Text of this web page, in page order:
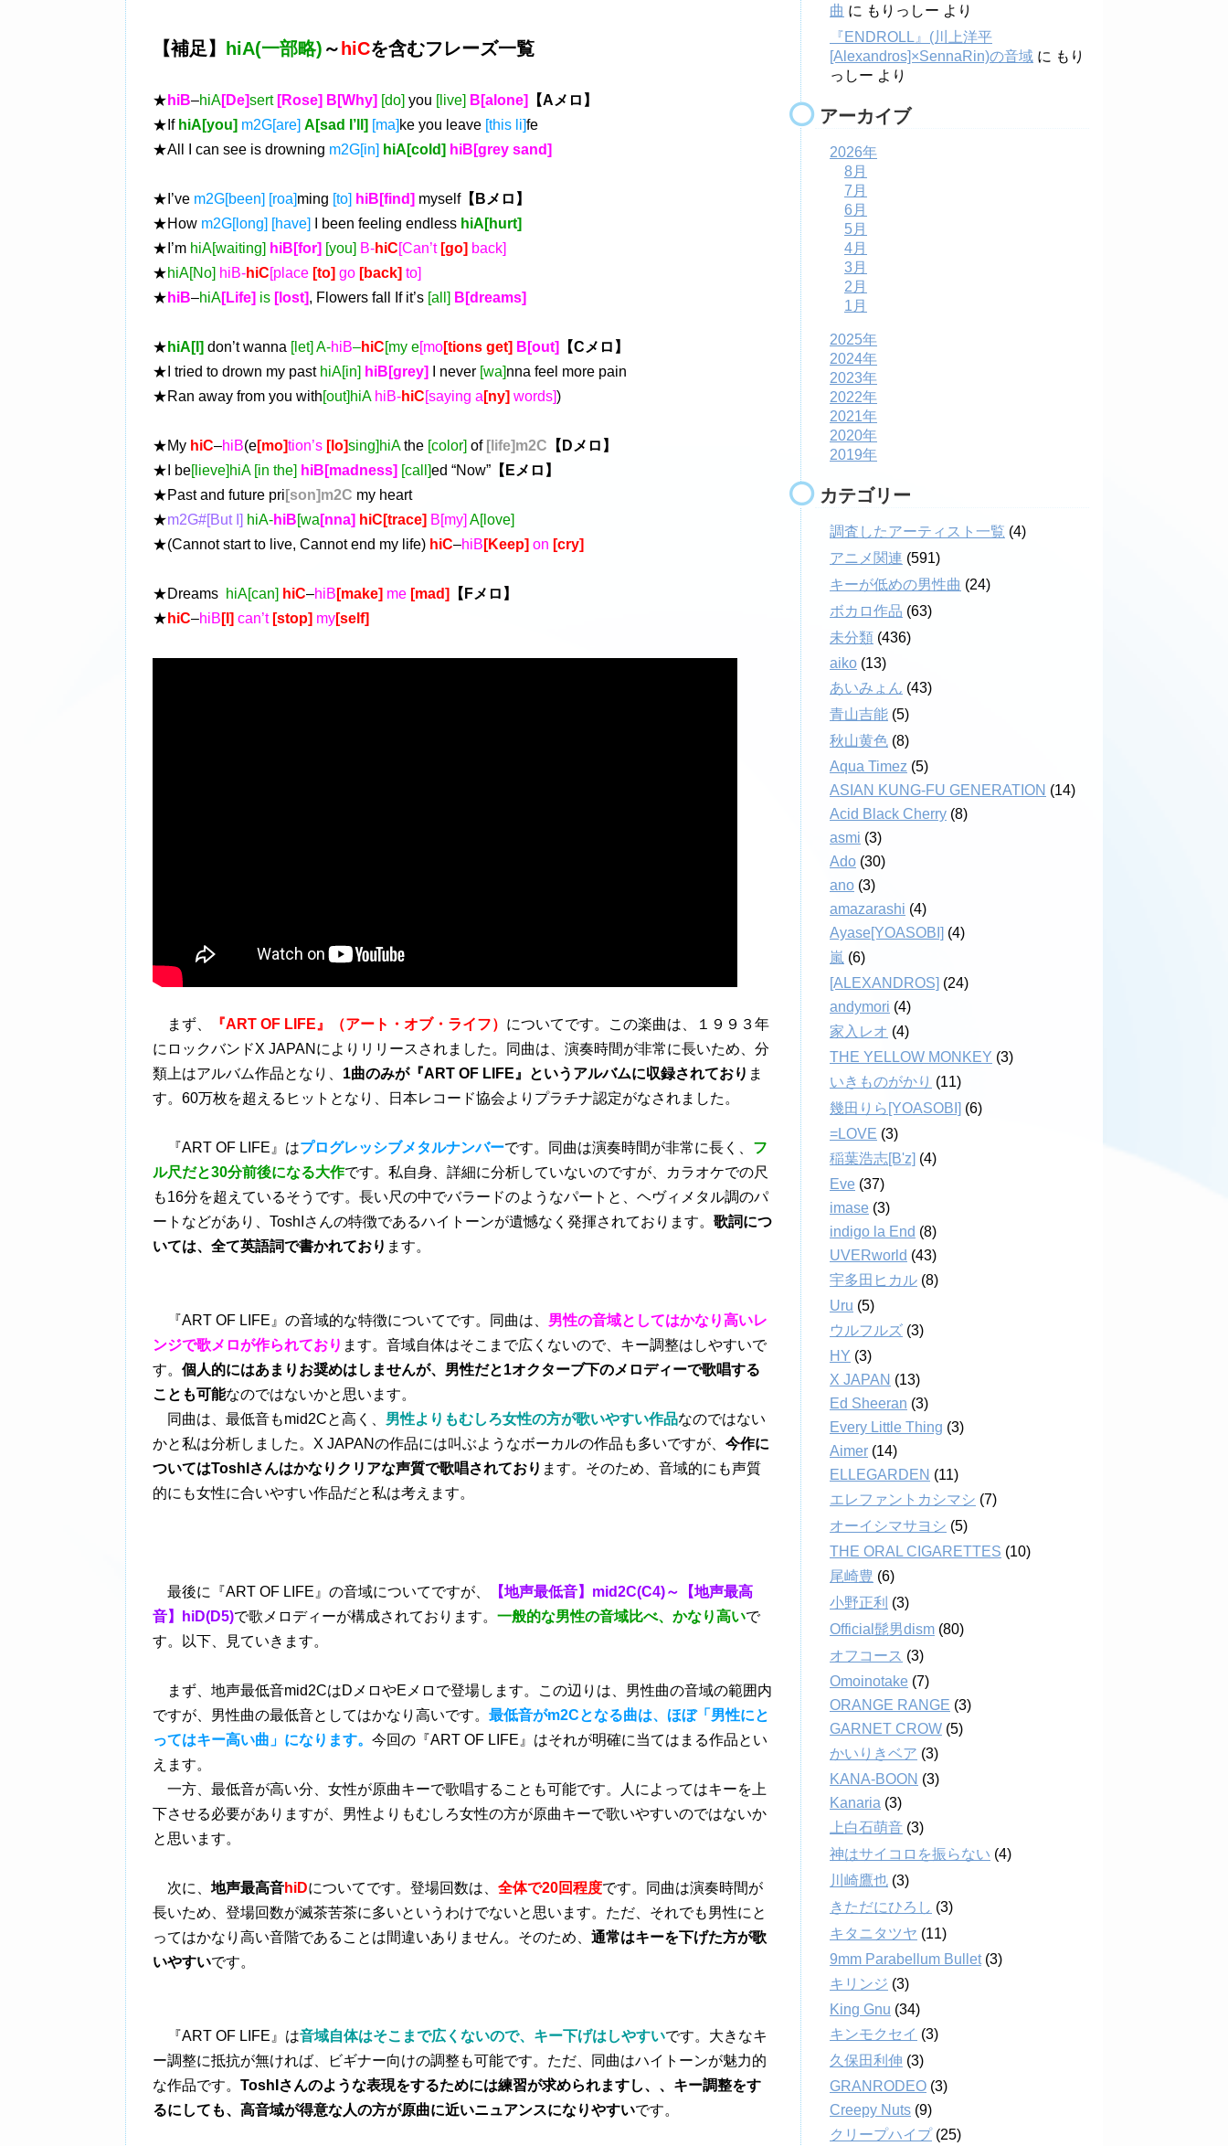
【補足】 hiA(一部略) ～ hiCを含むフレーズ一覧
★ hiB–hiA[De]sert [Rose] B[Why] [do] you [live] B[alone]
【Aメロ】
★If hiA[you] m2G[are] A[sad I’ll] [ma] ke you leave [this li]fe
★All I can see is drowning m2G[in] hiA[cold] hiB[grey sand]
★I’ve m2G[been] [roa]ming [to] hiB[find] myself【Bメロ】
★How m2G[long] [have] I been feeling endless hiA[hurt]
★I’m hiA[waiting] hiB[for] [you] B-hiC[Can’t[go] back]
★hiA[No] hiB-hiC[place [to] go [back] to]
★ hiB–hiA[Life] is [lost], Flowers fall If it’s [all] B[dreams]
★ hiA[I] don’t wanna [let] A-hiB–hiC[my e[mo[tions get] B[out]
【Cメロ】
★I tried to drown my past hiA[in] hiB[grey] I never [wa]nna feel more pain
★Ran away from you with[out]hiAhiB-hiC[saying a [ny] words])
★My hiC–hiB(e[mo]tion’s [lo]sing]hiAthe [color] of [life]m2C 【Dメロ】
★I be[lieve]hiA [in the] hiB[madness] [call]ed “Now” 【Eメロ】
★Past and future pri [son]m2C my heart
★m2G#[But I] hiA-hiB[wa [nna] hiC[trace] B[my] A[love]
★(Cannot start to live, Cannot end my life) hiC–hiB [Keep] on [cry]
★Dreams hiA[can] hiC–hiB [make] me [mad]
【Fメロ】
★ hiC–hiB [I] can’t [stop] my[self]
まず、 『ART OF LIFE』（アート・オブ・ライフ） についてです。この楽曲は、１９９３年
にロックバンドX JAPANによりリリースされました。同曲は、演奏時間が非常に長いため、分
類上はアルバム作品となり、 1曲のみが『ART OF LIFE』というアルバムに収録されており ま
す。60万枚を超えるヒットとなり、日本レコード協会よりプラチナ認定がなされました。
『ART OF LIFE』はプログレッシブメタルナンバーです。同曲は演奏時間が非常に長く、 フ
ル尺だと30分前後になる大作です。私自身、詳細に分析していないのですが、カラオケでの尺
も16分を超えているそうです。長い尺の中でバラードのようなパートと、ヘヴィメタル調のパ
ートなどがあり、ToshIさんの特徴であるハイトーンが遺憾なく発揮されております。 歌詞につ
いては、全て英語詞で書かれており ます。
『ART OF LIFE』の音域的な特徴についてです。同曲は、 男性の音域としてはかなり高いレ
ンジで歌メロが作られており ます。音域自体はそこまで広くないので、キー調整はしやすいで
す。 個人的にはあまりお奨めはしませんが、男性だと1オクターブ下のメロディーで歌唱する
ことも可能なのではないかと思います。
同曲は、最低音もmid2Cと高く、 男性よりもむしろ女性の方が歌いやすい作品なのではない
かと私は分析しました。X JAPANの作品には叫ぶようなボーカルの作品も多いですが、 今作に
ついてはToshIさんはかなりクリアな声質で歌唱されており ます。そのため、音域的にも声質
的にも女性に合いやすい作品だと私は考えます。
最後に『ART OF LIFE』の音域についてですが、
【地声最低音】mid2C(C4)～【地声最高
音】hiD(D5)で歌メロディーが構成されております。 一般的な男性の音域比べ、かなり高いで
す。以下、見ていきます。
まず、地声最低音mid2CはDメロやEメロで登場します。この辺りは、男性曲の音域の範囲内
ですが、男性曲の最低音としてはかなり高いです。 最低音がm2Cとなる曲は、ほぼ「男性にと
ってはキー高い曲」になります。 今回の『ART OF LIFE』はそれが明確に当てはまる作品とい
えます。
一方、最低音が高い分、女性が原曲キーで歌唱することも可能です。人によってはキーを上
下させる必要がありますが、男性よりもむしろ女性の方が原曲キーで歌いやすいのではないか
と思います。
次に、 地声最高音hiDについてです。登場回数は、 全体で20回程度です。同曲は演奏時間が
長いため、登場回数が滅茶苦茶に多いというわけでないと思います。ただ、それでも男性にと
ってはかなり高い音階であることは間違いありません。そのため、 通常はキーを下げた方が歌
いやすいです。
『ART OF LIFE』は音域自体はそこまで広くないので、キー下げはしやすいです。大きなキ
ー調整に抵抗が無ければ、ビギナー向けの調整も可能です。ただ、同曲はハイトーンが魅力的
な作品です。 ToshIさんのような表現をするためには練習が求められますし、、キー調整をす
るにしても、高音域が得意な人の方が原曲に近いニュアンスになりやすいです。
曲 に もりっしー より
『ENDROLL』(川上洋平
[Alexandros]×SennaRin)の音域 に もり
っしー より
アーカイブ
2026年
8月
7月
6月
5月
4月
3月
2月
1月
2025年
2024年
2023年
2022年
2021年
2020年
2019年
カテゴリー
調査したアーティスト一覧 (4)
アニメ関連 (591)
キーが低めの男性曲 (24)
ボカロ作品 (63)
未分類 (436)
aiko (13)
あいみょん (43)
青山吉能 (5)
秋山黄色 (8)
Aqua Timez (5)
ASIAN KUNG-FU GENERATION (14)
Acid Black Cherry (8)
asmi (3)
Ado (30)
ano (3)
amazarashi (4)
Ayase[YOASOBI] (4)
嵐 (6)
[ALEXANDROS] (24)
andymori (4)
家入レオ (4)
THE YELLOW MONKEY (3)
いきものがかり (11)
幾田りら[YOASOBI] (6)
=LOVE (3)
稲葉浩志[B'z] (4)
Eve (37)
imase (3)
indigo la End (8)
UVERworld (43)
宇多田ヒカル (8)
Uru (5)
ウルフルズ (3)
HY (3)
X JAPAN (13)
Ed Sheeran (3)
Every Little Thing (3)
Aimer (14)
ELLEGARDEN (11)
エレファントカシマシ (7)
オーイシマサヨシ (5)
THE ORAL CIGARETTES (10)
尾崎豊 (6)
小野正利 (3)
Official髭男dism (80)
オフコース (3)
Omoinotake (7)
ORANGE RANGE (3)
GARNET CROW (5)
かいりきベア (3)
KANA-BOON (3)
Kanaria (3)
上白石萌音 (3)
神はサイコロを振らない (4)
川崎鷹也 (3)
きただにひろし (3)
キタニタツヤ (11)
9mm Parabellum Bullet(3)
キリンジ (3)
King Gnu (34)
キンモクセイ (3)
久保田利伸 (3)
GRANRODEO (3)
Creepy Nuts (9)
クリープハイプ(25)